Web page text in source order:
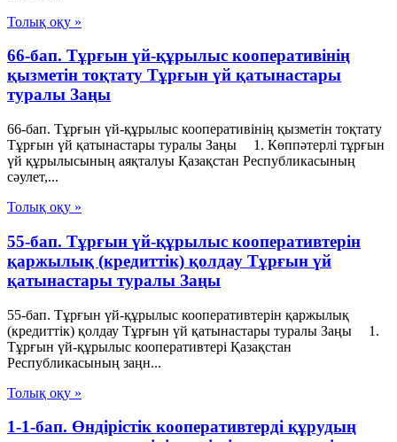
Толық оқу »
66-бап. Тұрғын үй-құрылыс кооперативінің
қызметін тоқтату Тұрғын үй қатынастары
туралы Заңы
66-бап. Тұрғын үй-құрылыс кооперативінің қызметін тоқтату
Тұрғын үй қатынастары туралы Заңы 1. Көппәтерлі тұрғын
үй құрылысының аяқталуы Қазақстан Республикасының
сәулет,...
Толық оқу »
55-бап. Тұрғын үй-құрылыс кооперативтерін
қаржылық (кредиттік) қолдау Тұрғын үй
қатынастары туралы Заңы
55-бап. Тұрғын үй-құрылыс кооперативтерін қаржылық
(кредиттік) қолдау Тұрғын үй қатынастары туралы Заңы 1.
Тұрғын үй-құрылыс кооперативтері Қазақстан
Республикасының заңн...
Толық оқу »
1-1-бап. Өндiрiстiк кооперативтердi құрудың